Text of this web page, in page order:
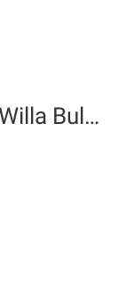
[Ostróda] Apartamenty "Willa Bulwar"